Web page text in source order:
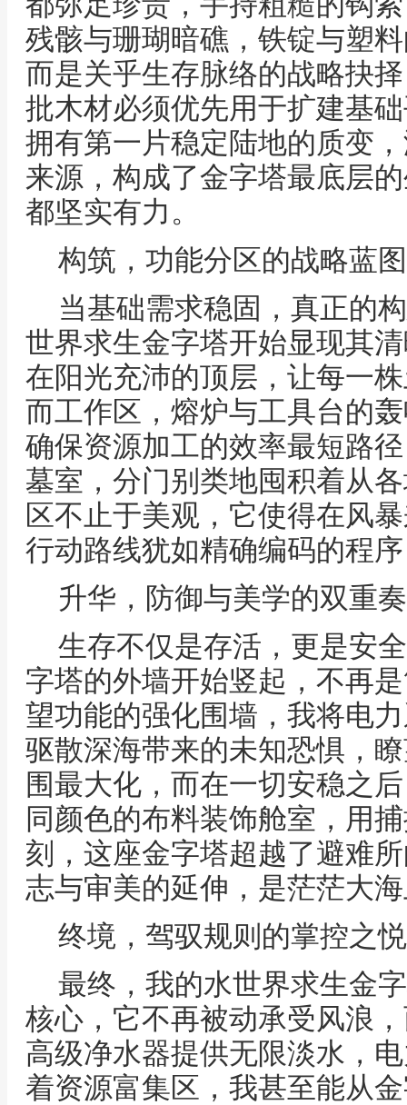
残骸与珊瑚暗礁，铁锭与塑
而是关乎生存脉络的战略抉
批木材必须优先用于扩建基
拥有第一片稳定陆地的质变
来源，构成了金字塔最底层
都坚实有力。
构筑，功能分区的战略蓝图
当基础需求稳固，真正的
世界求生金字塔开始显现其
在阳光充沛的顶层，让每一
而工作区，熔炉与工具台的
确保资源加工的效率最短路
墓室，分门别类地囤积着从
区不止于美观，它使得在风
行动路线犹如精确编码的程
升华，防御与美学的双重奏
生存不仅是存活，更是安
字塔的外墙开始竖起，不再
望功能的强化围墙，我将电
驱散深海带来的未知恐惧，
围最大化，而在一切安稳之
同颜色的布料装饰舱室，用
刻，这座金字塔超越了避难
志与审美的延伸，是茫茫大
终境，驾驭规则的掌控之悦
最终，我的水世界求生金
核心，它不再被动承受风浪
高级净水器提供无限淡水，
着资源富集区，我甚至能从